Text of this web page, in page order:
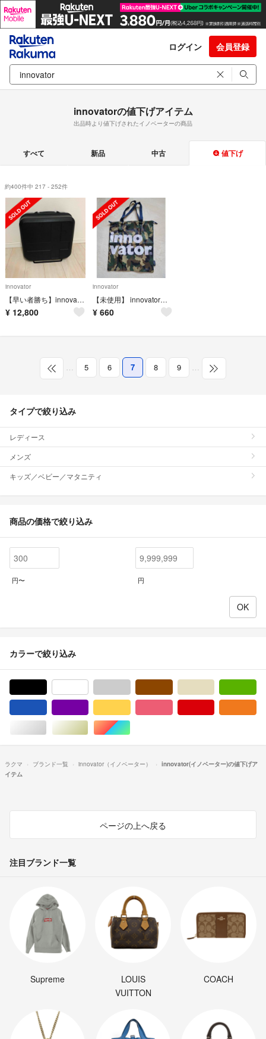
ログイン 会員登録
innovatorの値下げアイテム
出品時より値下げされたイノベーターの商品
すべて 新品 中古 値下げ
約400件中 217 - 252件
innovator
【早い者勝ち】innovator イノベーター キャリーケース 29L
¥ 12,800
innovator
【未使用】 innovator イノベーター サブバッグ 迷彩
¥ 660
… 5 6 7 8 9 …
タイプで絞り込み
レディース
メンズ
キッズ／ベビー／マタニティ
商品の価格で絞り込み
円〜 円
カラーで絞り込み
シルバー/銀色系ゴールド/金色系マルチカラー
ラクマ ブランド一覧 innovator（イノベーター）
innovator(イノベーター)の値下げア
イテム
ページの上へ戻る
注目ブランド一覧
Supreme
LOUIS
VUITTON
COACH